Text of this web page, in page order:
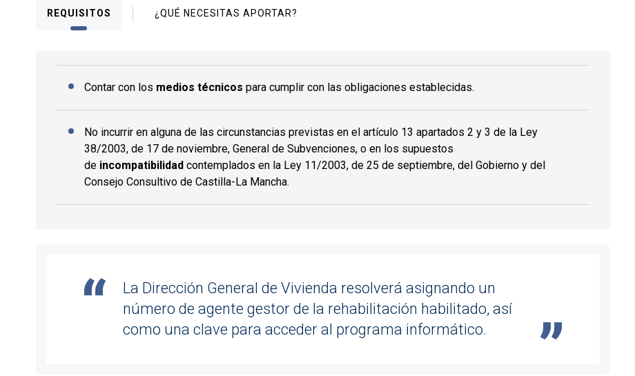
REQUISITOS ¿QUÉ NECESITAS APORTAR?
Contar con los medios técnicos para cumplir con las obligaciones establecidas.
No incurrir en alguna de las circunstancias previstas en el artículo 13 apartados 2 y 3 de la Ley
38/2003, de 17 de noviembre, General de Subvenciones, o en los supuestos
de incompatibilidadcontemplados en la Ley 11/2003, de 25 de septiembre, del Gobierno y del
Consejo Consultivo de Castilla-La Mancha.
La Dirección General de Vivienda resolverá asignando un
número de agente gestor de la rehabilitación habilitado, así
como una clave para acceder al programa informático.